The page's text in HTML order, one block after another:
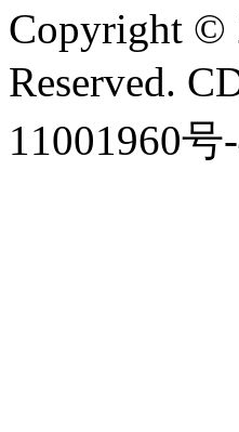
Copyright ©
Reserved.
11001960号